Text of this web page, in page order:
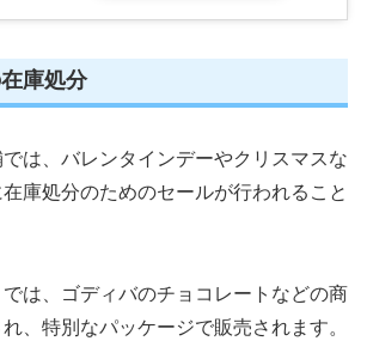
庫処分
は、バレンタインデーやクリスマスな
庫処分のためのセールが行われること
は、ゴディバのチョコレートなどの商
、特別なパッケージで販売されます。